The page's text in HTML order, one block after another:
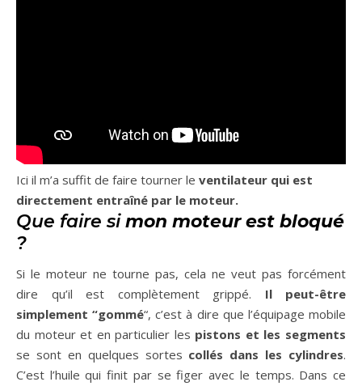
Ici il m’a suffit de faire tourner le ventilateur qui est
directement entraîné par le moteur.
Que faire simon moteur est bloqué
?
Si le moteur ne tourne pas, cela ne veut pas forcément
dire qu’il est complètement grippé. Il peut-être
simplement “gommé“, c’est à dire que l’équipage mobile
du moteur et en particulier les pistons et les segments
se sont en quelques sortes collés dans les cylindres.
C’est l’huile qui finit par se figer avec le temps. Dans ce